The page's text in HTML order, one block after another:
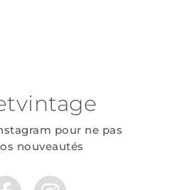
pour ne pas
nouveautés